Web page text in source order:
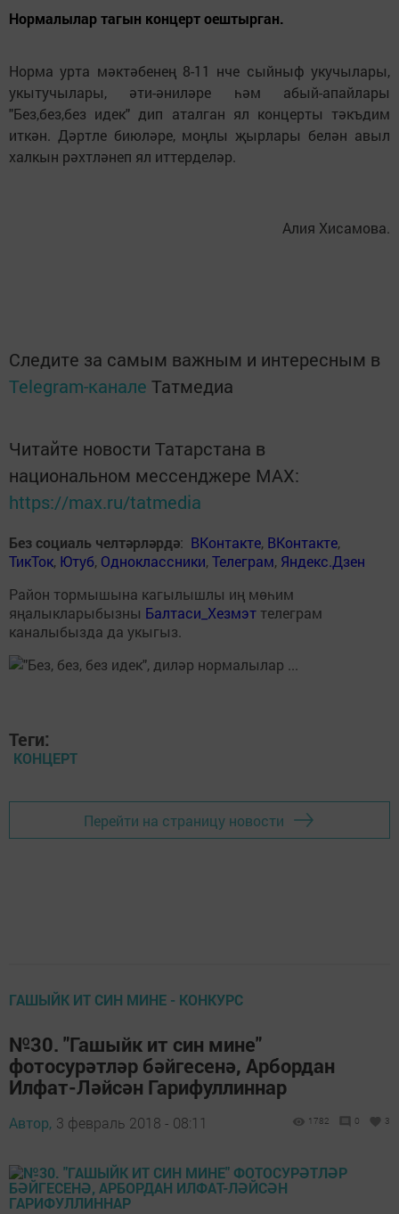
Нормалылар тагын концерт оештырган.
Норма урта мәктәбенең 8-11 нче сыйныф укучылары,
укытучылары, әти-әниләре һәм абый-апайлары
"Без,без,без идек" дип аталган ял концерты тәкъдим
иткән. Дәртле биюләре, моңлы җырлары белән авыл
халкын рәхтләнеп ял иттерделәр.
Алия Хисамова.
Следите за самым важным и интересным в
Telegram-канале Татмедиа
Читайте новости Татарстана в
национальном мессенджере MАХ:
https://max.ru/tatmedia
Без социаль челтәрләрдә: ВКонтакте, ВКонтакте,
ТикТок, Ютуб, Одноклассники,Телеграм, Яндекс.Дзен
Район тормышына кагылышлы иң мөһим
яңалыкларыбызны Балтаси_Хезмэт телеграм
каналыбызда да укыгыз.
Теги:
КОНЦЕРТ
Перейти на страницу новости
ГАШЫЙК ИТ СИН МИНЕ - КОНКУРС
№30. "Гашыйк ит син мине"
фотосурәтләр бәйгесенә, Арбордан
Илфат-Ләйсән Гарифуллиннар
Автор, 3 февраль 2018 - 08:11 1782 0 3